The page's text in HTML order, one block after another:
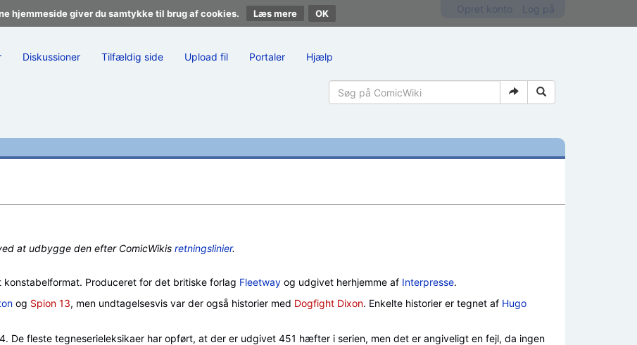
hjemmeside giver du samtykke til brug af cookies. Læs mere
Diskussioner Tilfældig side Upload fil Portaler Hjælp
at udbygge den efter ComicWikis retningslinier.
konstabelformat. Produceret for det britiske forlag Fleetway og udgivet herhjemme af Interpresse.
og Spion 13, men undtagelsesvis var der også historier med Dogfight Dixon. Enkelte historier er tegnet af Hugo
De fleste tegneserieleksikaer har opført, at der er udgivet 451 hæfter i serien, men det er angiveligt en fejl, da ingen